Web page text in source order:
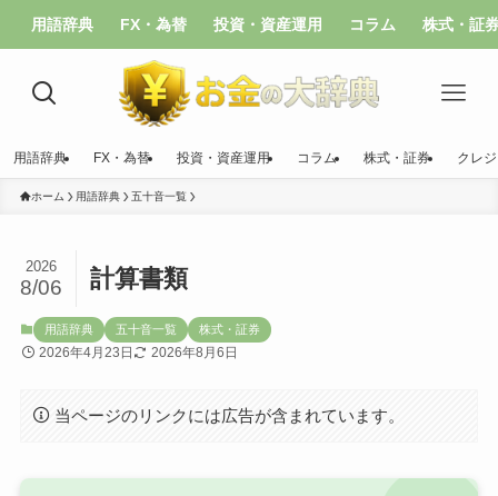
用語辞典 FX・為替 投資・資産運用 コラム 株式・証
用語辞典 FX・為替 投資・資産運用 コラム 株式・証券 クレ
ホーム 用語辞典 五十音一覧
計算書類
2026
8/06
用語辞典 五十音一覧 株式・証券
2026年4月23日 2026年8月6日
当ページのリンクには広告が含まれています。